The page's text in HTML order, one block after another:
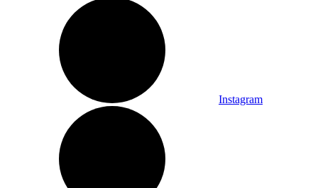
Instagram